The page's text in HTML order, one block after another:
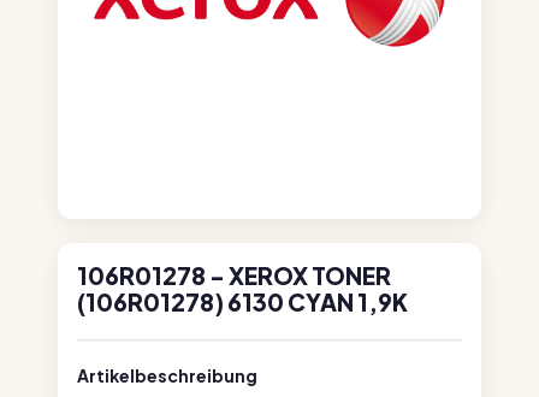
106R01278 - XEROX TONER
(106R01278) 6130 CYAN 1,9K
Artikelbeschreibung